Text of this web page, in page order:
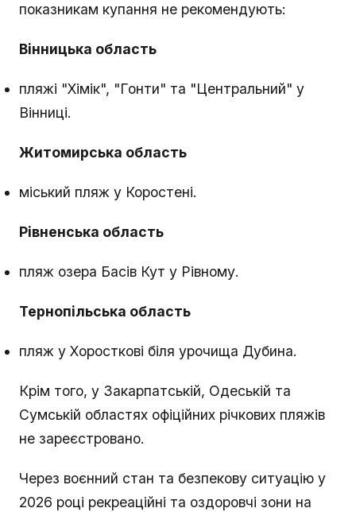
показникам купання не рекомендують:
Вінницька область
пляжі "Хімік", "Гонти" та "Центральний" у
Вінниці.
Житомирська область
міський пляж у Коростені.
Рівненська область
пляж озера Басів Кут у Рівному.
Тернопільська область
пляж у Хоросткові біля урочища Дубина.
Крім того, у Закарпатській, Одеській та
Сумській областях офіційних річкових пляжів
не зареєстровано.
Через воєнний стан та безпекову ситуацію у
2026 році рекреаційні та оздоровчі зони на